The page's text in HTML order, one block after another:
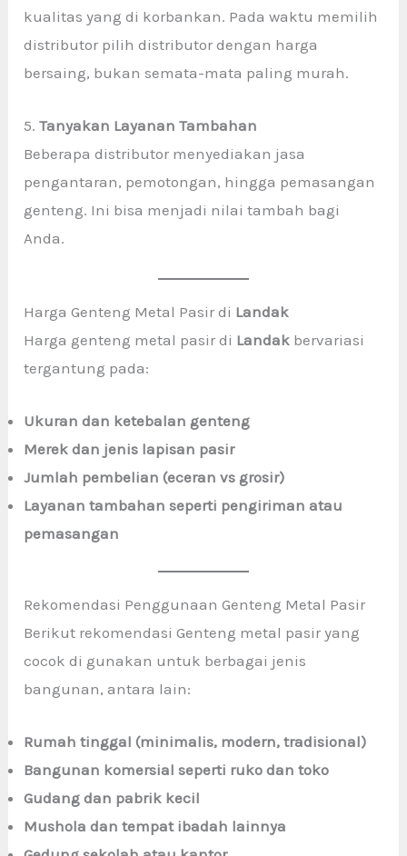
kualitas yang di korbankan. Pada waktu memilih
distributor pilih distributor dengan harga
bersaing, bukan semata-mata paling murah.
5.Tanyakan Layanan Tambahan
Beberapa distributor menyediakan jasa
pengantaran, pemotongan, hingga pemasangan
genteng. Ini bisa menjadi nilai tambah bagi
Anda.
Harga Genteng Metal Pasir di Landak
Harga genteng metal pasir di Landak bervariasi
tergantung pada:
Ukuran dan ketebalan genteng
Merek dan jenis lapisan pasir
Jumlah pembelian (eceran vs grosir)
Layanan tambahan seperti pengiriman atau
pemasangan
Rekomendasi Penggunaan Genteng Metal Pasir
Berikut rekomendasi Genteng metal pasir yang
cocok di gunakan untuk berbagai jenis
bangunan, antara lain:
Rumah tinggal (minimalis, modern, tradisional)
Bangunan komersial seperti ruko dan toko
Gudang dan pabrik kecil
Mushola dan tempat ibadah lainnya